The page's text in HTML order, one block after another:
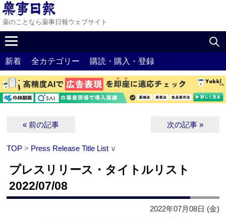
薬のことなら薬事日報ウェブサイト
新着 全カテゴリー 購読・購入・登録
« 前の記事 次の記事 »
TOP > Press Release Title List ∨
プレスリリース・タイトルリスト
2022/07/08
2022年07月08日 (金)